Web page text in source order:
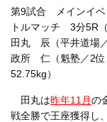
第9試合 メインイベ
トルマッチ 3分5R（
田丸 辰（平井道場
政所 仁（魁塾／2位
52.75kg）
田丸は昨年11月の
戦全勝で王座獲得し